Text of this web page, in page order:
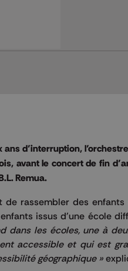
d’interruption,
avant le concert de fin
Remua.
de rassembler des
issus d'une école
dans les écoles, une à
accessible et qui est
géographique »